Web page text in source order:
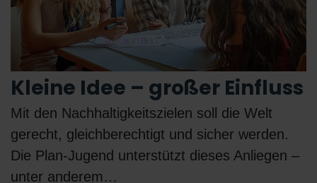
Kleine Idee – großer Einfluss
Mit den Nachhaltigkeitszielen soll die Welt
gerecht, gleichberechtigt und sicher werden.
Die Plan-Jugend unterstützt dieses Anliegen –
unter anderem…